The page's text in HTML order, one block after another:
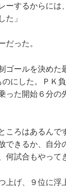
ーするからに
た」
った。
ールを決めた
にした。ＰＫ
った開始６分
ころはあるん
できるか、自
試合もやって
げ、９位に浮